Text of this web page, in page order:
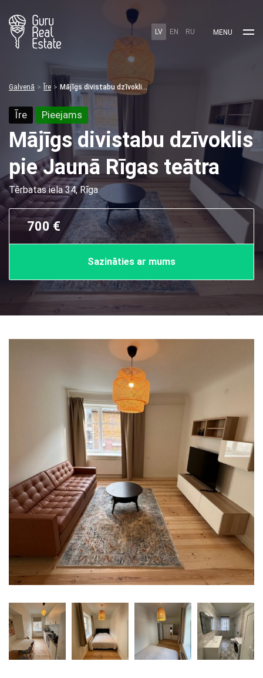
LV EN RU MENU
Galvenā Īre Mājīgs divistabu dzīvoklis pie Jaunā Rīgas teātra
Īre Pieejams
Mājīgs divistabu dzīvoklis
pie Jaunā Rīgas teātra
Tērbatas iela 34, Rīga
700 €
Sazināties ar mums